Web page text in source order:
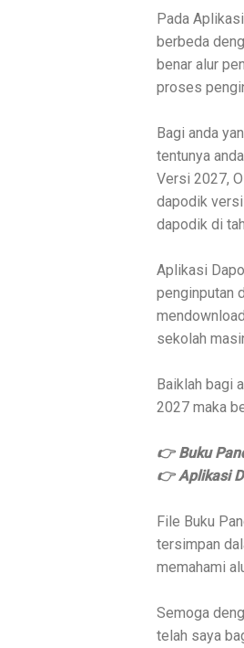
Pada
berbeda
benar alur
proses
Bagi anda
tentunya
Versi 2027,
dapodik versi
dapodik di
Aplikasi
penginputan
mendownload
sekolah
Baiklah bagi
2027 maka
👉 Buku
👉Aplikasi
File Buku
tersimpan
memahami
Semoga
telah saya